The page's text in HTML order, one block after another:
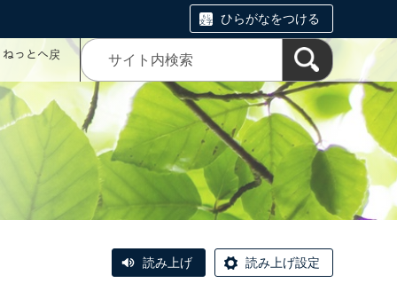
ひらがなをつける
っとへ戻
読み上げ 読み上げ設定